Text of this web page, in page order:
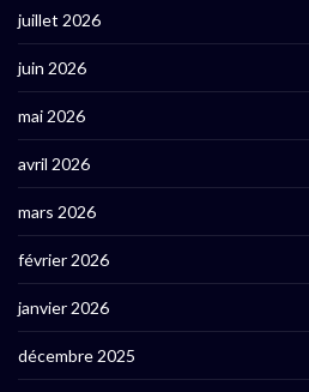
juillet 2026
juin 2026
mai 2026
avril 2026
mars 2026
février 2026
janvier 2026
décembre 2025